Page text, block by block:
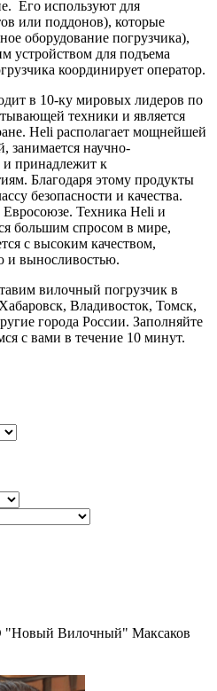
Его используют для
или поддонов), которые
оборудование погрузчика),
устройством для подъема
координирует оператор.
в 10-ку мировых лидеров по
техники и является
Heli располагает мощнейшей
занимается научно-
и принадлежит к
Благодаря этому продукты
безопасности и качества.
Техника Heli и
большим спросом в мире,
с высоким качеством,
и выносливостью.
вилочный погрузчик в
Владивосток, Томск,
города России. Заполняйте
с вами в течение 10 минут.
"Новый Вилочный" Максаков